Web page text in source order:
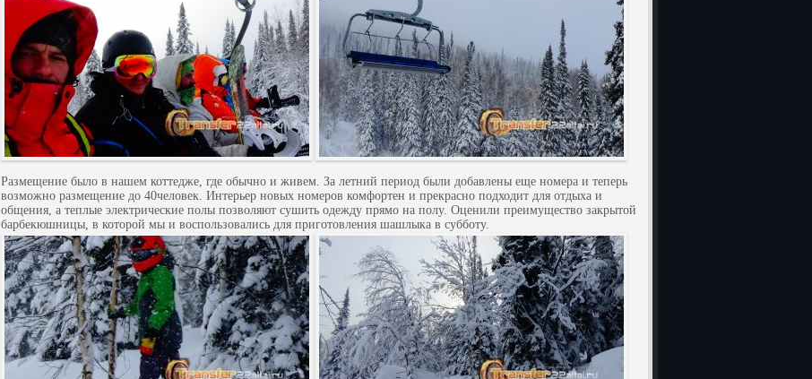
Размещение было в нашем коттедже, где обычно и живем. За летний период были добавлены еще номера и теперь
возможно размещение до 40человек. Интерьер новых номеров комфортен и прекрасно подходит для отдыха и
общения, а теплые электрические полы позволяют сушить одежду прямо на полу. Оценили преимущество закрытой
барбекюшницы, в которой мы и воспользовались для приготовления шашлыка в субботу.